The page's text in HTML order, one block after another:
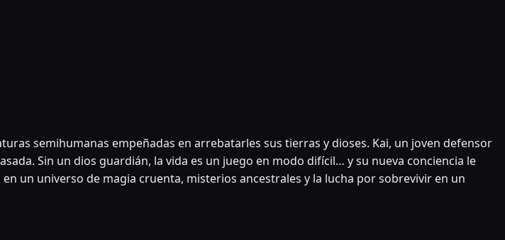
semihumanas empeñadas en arrebatarles sus tierras y dioses. Kai, un joven defensor
Sin un dios guardián, la vida es un juego en modo difícil… y su nueva conciencia le
un universo de magia cruenta, misterios ancestrales y la lucha por sobrevivir en un